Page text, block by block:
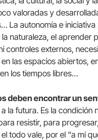
valoradas y
La autonomía e iniciativa
naturaleza, el aprender
controles externos,
las espacios abiertos,
los tiempos libres…
deben encontrar un
la futura. Es la condición
resistir, para
todo vale, por el “a mí